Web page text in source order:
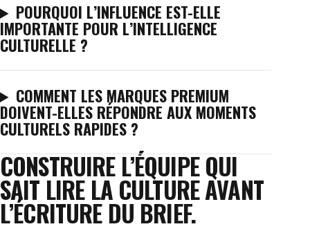
POURQUOI L’INFLUENCE EST-ELLE
IMPORTANTE POUR L’INTELLIGENCE
CULTURELLE ?
COMMENT LES MARQUES PREMIUM
DOIVENT-ELLES RÉPONDRE AUX MOMENTS
CULTURELS RAPIDES ?
CONSTRUIRE L’ÉQUIPE QUI
SAIT LIRE LA CULTURE AVANT
L’ÉCRITURE DU BRIEF.